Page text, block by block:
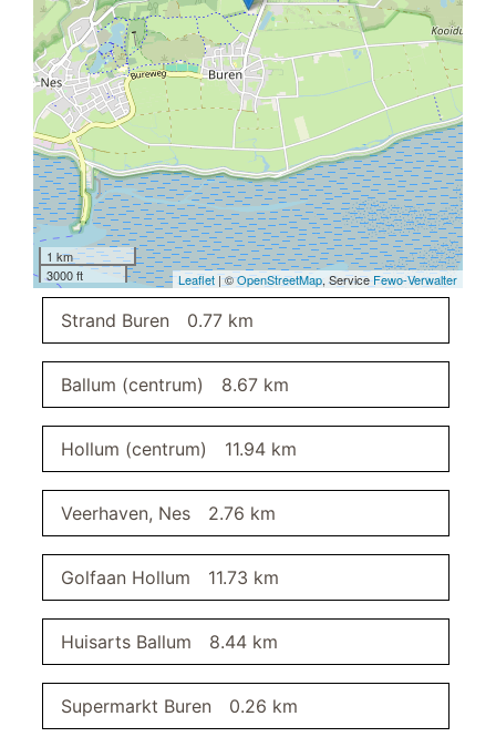
katten toegestaan
bowling
Kinderstoel
roken verboden
geschikt voor gehandicapten
fietsen
hondenbakjes
honden toegestaan
minigolf
gratis wifi
Wasserij-service tegen betaling
verwarming
gezinsvriendelijk
paardrijden
drogener
dweilbaar vloeroppervlak
roken verboden
windsurfen
dichtjij het strand
eetkamer
eettafel
eetkamerstoelen
woonkamer
badkamer
1 km
3000 ft
Leaflet| ©OpenStreetMap, ServiceFewo-Verwalter
Strand Buren 0.77 km
Ballum (centrum) 8.67 km
Hollum (centrum) 11.94 km
Veerhaven, Nes 2.76 km
Golfaan Hollum 11.73 km
Huisarts Ballum 8.44 km
Supermarkt Buren 0.26 km